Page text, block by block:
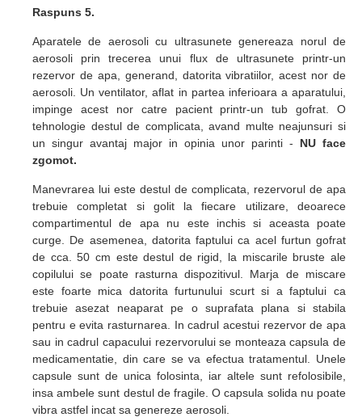
Raspuns 5.
Aparatele de aerosoli cu ultrasunete genereaza norul de
aerosoli prin trecerea unui flux de ultrasunete printr-un
rezervor de apa, generand, datorita vibratiilor, acest nor de
aerosoli. Un ventilator, aflat in partea inferioara a aparatului,
impinge acest nor catre pacient printr-un tub gofrat. O
tehnologie destul de complicata, avand multe neajunsuri si
un singur avantaj major in opinia unor parinti - NU face
zgomot.
Manevrarea lui este destul de complicata, rezervorul de apa
trebuie completat si golit la fiecare utilizare, deoarece
compartimentul de apa nu este inchis si aceasta poate
curge. De asemenea, datorita faptului ca acel furtun gofrat
de cca. 50 cm este destul de rigid, la miscarile bruste ale
copilului se poate rasturna dispozitivul. Marja de miscare
este foarte mica datorita furtunului scurt si a faptului ca
trebuie asezat neaparat pe o suprafata plana si stabila
pentru e evita rasturnarea. In cadrul acestui rezervor de apa
sau in cadrul capacului rezervorului se monteaza capsula de
medicamentatie, din care se va efectua tratamentul. Unele
capsule sunt de unica folosinta, iar altele sunt refolosibile,
insa ambele sunt destul de fragile. O capsula solida nu poate
vibra astfel incat sa genereze aerosoli.